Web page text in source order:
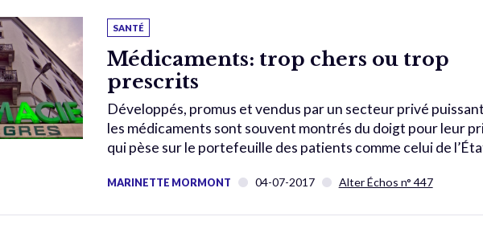
SANTÉ
Médicaments: trop chers ou trop
prescrits
Développés, promus et vendus par un secteur privé
les médicaments sont souvent montrés du doigt pour leur
qui pèse sur le portefeuille des patients comme celui de
MARINETTE MORMONT 04-07-2017 Alter Échos n° 447